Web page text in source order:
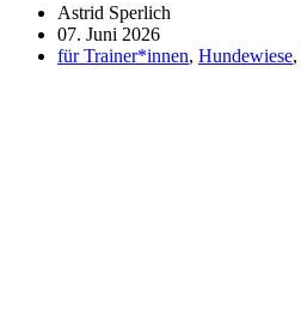
Astrid Sperlich
07. Juni 2026
für Trainer*innen, Hundewiese,